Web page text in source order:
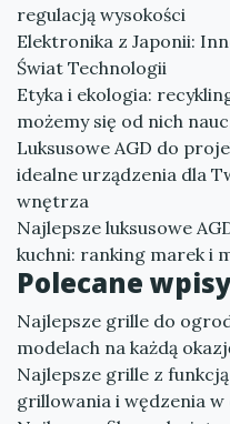
regulacją wysokości
Elektronika z Japonii:
Świat Technologii
Etyka i ekologia:
możemy się od nich
Luksusowe AGD do
idealne urządzenia dla
wnętrza
Najlepsze luksusowe
kuchni: ranking marek i
Polecane
Najlepsze grille do
modelach na każdą
Najlepsze grille z
grillowania i wędzenia